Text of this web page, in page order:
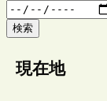
検索
現在地